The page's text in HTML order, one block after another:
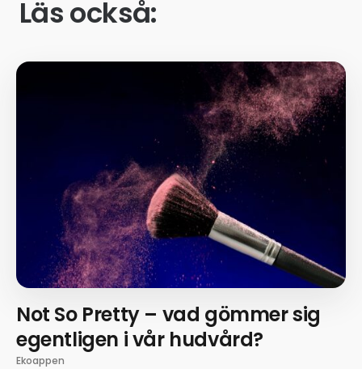
Läs också:
Not So Pretty – vad gömmer sig
egentligen i vår hudvård?
Ekoappen